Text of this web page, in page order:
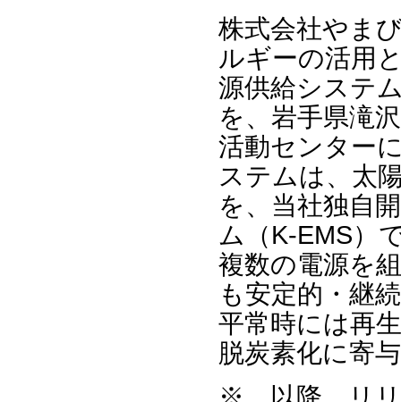
株式会社やま
ルギーの活用
源供給システ
を、岩手県滝
活動センター
ステムは、太
を、当社独自
ム（K-EMS）
複数の電源を
も安定的・継
平常時には再
脱炭素化に寄